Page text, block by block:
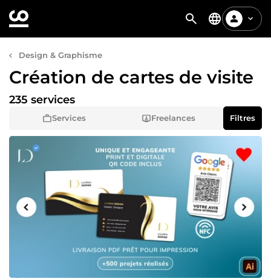
Design & Graphisme
Création de cartes de visite
Services Freelances
235 services
Filtres